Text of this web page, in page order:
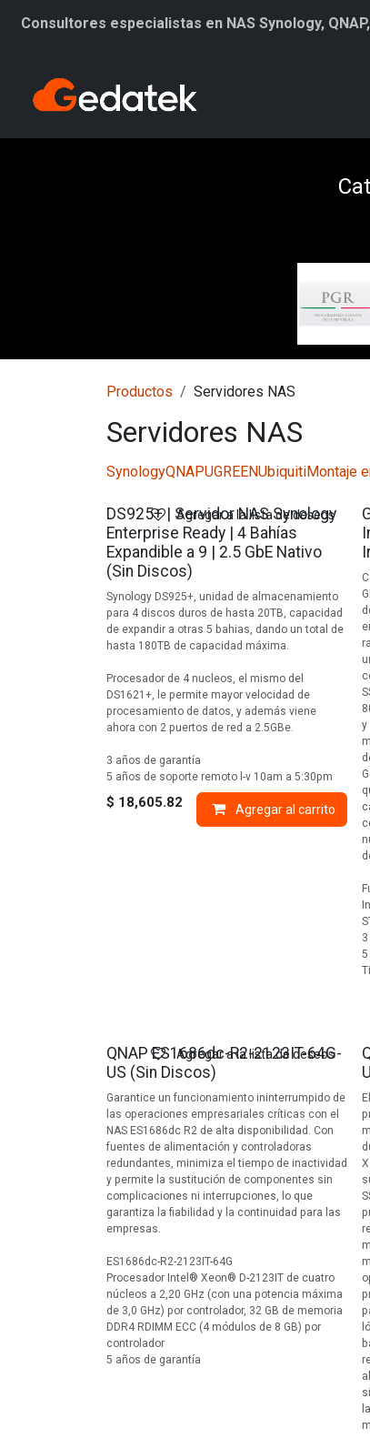
Consultores especialistas en NAS Synology, QNAP,
Productos Servidores NAS
Servidores NAS
SynologyQNAPUGREENUbiquitiMontaje
DS925+ | Servidor NAS Synology
Enterprise Ready | 4 Bahías
Expandible a 9 | 2.5 GbE Nativo
(Sin Discos)
Synology DS925+, unidad de almacenamiento
para 4 discos duros de hasta 20TB, capacidad
de expandir a otras 5 bahias, dando un total de
hasta 180TB de capacidad máxima.
Procesador de 4 nucleos, el mismo del
DS1621+, le permite mayor velocidad de
procesamiento de datos, y además viene
ahora con 2 puertos de red a 2.5GBe.
3 años de garantía
5 años de soporte remoto l-v 10am a 5:30pm
$ 18,605.82 Agregar al carrito
Agregar a la lista de deseos
y
QNAP ES1686dc-R2-2123IT-64G-
US (Sin Discos)
Garantice un funcionamiento ininterrumpido de
las operaciones empresariales críticas con el
NAS ES1686dc R2 de alta disponibilidad. Con
fuentes de alimentación y controladoras
redundantes, minimiza el tiempo de inactividad
y permite la sustitución de componentes sin
complicaciones ni interrupciones, lo que
garantiza la fiabilidad y la continuidad para las
empresas.
ES1686dc-R2-2123IT-64G
Procesador Intel® Xeon® D-2123IT de cuatro
núcleos a 2,20 GHz (con una potencia máxima
de 3,0 GHz) por controlador, 32 GB de memoria
DDR4 RDIMM ECC (4 módulos de 8 GB) por
controlador
5 años de garantía
Agregar a la lista de deseos